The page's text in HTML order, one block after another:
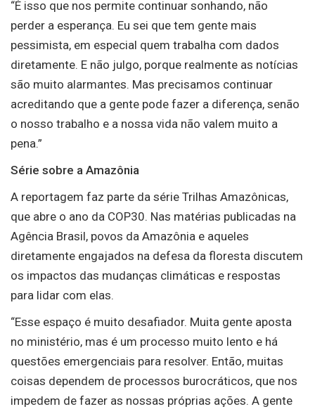
“É isso que nos permite continuar sonhando, não
perder a esperança. Eu sei que tem gente mais
pessimista, em especial quem trabalha com dados
diretamente. E não julgo, porque realmente as notícias
são muito alarmantes. Mas precisamos continuar
acreditando que a gente pode fazer a diferença, senão
o nosso trabalho e a nossa vida não valem muito a
pena.”
Série sobre a Amazônia
A reportagem faz parte da série Trilhas Amazônicas,
que abre o ano da COP30. Nas matérias publicadas na
Agência Brasil, povos da Amazônia e aqueles
diretamente engajados na defesa da floresta discutem
os impactos das mudanças climáticas e respostas
para lidar com elas.
“Esse espaço é muito desafiador. Muita gente aposta
no ministério, mas é um processo muito lento e há
questões emergenciais para resolver. Então, muitas
coisas dependem de processos burocráticos, que nos
impedem de fazer as nossas próprias ações. A gente